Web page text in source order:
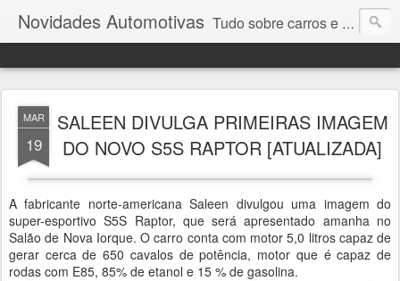
Novidades Automotivas Tudo sobre carros e motores
MAR
19
SALEEN DIVULGA PRIMEIRAS IMAGEM
DO NOVO S5S RAPTOR [ATUALIZADA]
A fabricante norte-americana Saleen divulgou uma imagem do
super-esportivo S5S Raptor, que será apresentado amanha no
Salão de Nova Iorque. O carro conta com motor 5,0 litros capaz de
gerar cerca de 650 cavalos de potência, motor que é capaz de
rodas com E85, 85% de etanol e 15 % de gasolina.